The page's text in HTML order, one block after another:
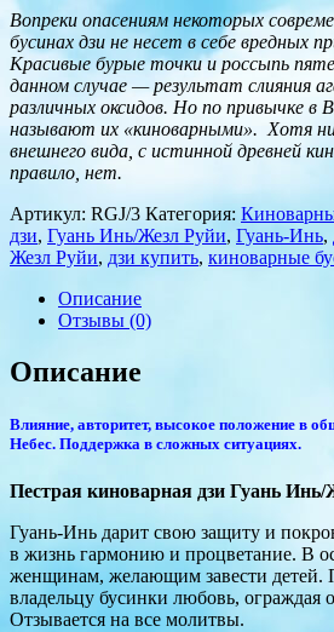
Вопреки опасениям некоторых
бусинах дзи не несет в себе вредных
Красивые бурые точки и россыпь
данном случае — результат слияния
различных оксидов. Но по привычке в
называют их «киноварными». Хотя
внешнего вида, с истинной древней
правило, нет.
Артикул: RGJ/3 Категория:
дзи, Гуань Инь/Жезл Руйи, Гуань-Инь,
Жезл Руйи, дзи купить, киноварные
Описание
Отзывы (0)
Описание
Влияние, авторитет, высокое положение в
Небес. Поддержка в сложных ситуациях.
Пестрая киноварная дзи Гуань
Гуань-Инь дарит свою защиту и
в жизнь гармонию и процветание. В
женщинам, желающим завести детей.
владельцу бусинки любовь, ограждая
Отзывается на все молитвы.